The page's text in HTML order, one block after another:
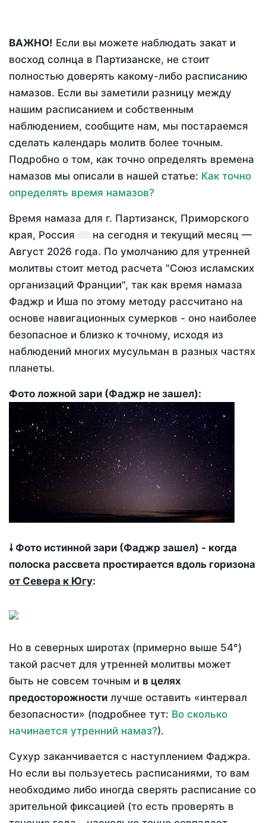
ВАЖНО! Если вы можете наблюдать закат и
восход солнца в Партизанске, не стоит
полностью доверять какому-либо расписанию
намазов. Если вы заметили разницу между
нашим расписанием и собственным
наблюдением, сообщите нам, мы постараемся
сделать календарь молитв более точным.
Подробно о том, как точно определять времена
намазов мы описали в нашей статье: Как точно
определять время намазов?
Время намаза для г. Партизанск, Приморского
края, Россия
на сегодня и текущий месяц —
Август 2026 года. По умолчанию для утренней
молитвы стоит метод расчета "Союз исламских
организаций Франции", так как время намаза
Фаджр и Иша по этому методу рассчитано на
основе навигационных сумерков - оно наиболее
безопасное и близко к точному, исходя из
наблюдений многих мусульман в разных частях
планеты.
Фото ложной зари (Фаджр не зашел):
🠗 Фото истинной зари (Фаджр зашел) - когда
полоска рассвета простирается вдоль горизона
от Севера к Югу:
Но в северных широтах (примерно выше 54°)
такой расчет для утренней молитвы может
быть не совсем точным и в целях
предосторожности лучше оставить «интервал
безопасности» (подробнее тут: Во сколько
начинается утренний намаз?).
Сухур заканчивается с наступлением Фаджра.
Но если вы пользуетесь расписаниями, то вам
необходимо либо иногда сверять расписание со
зрительной фиксацией (то есть проверять в